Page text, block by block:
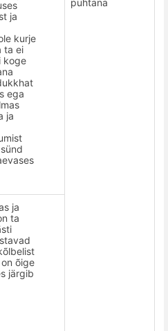
ja
kurje
ta ei
koge
ega
ja
ja
ta
õlbelist
õige
järgib